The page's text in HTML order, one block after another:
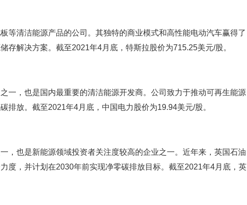
等清洁能源产品的公司。其独特的商业模式和高性能电动汽车赢得了
存解决方案。截至2021年4月底，特斯拉股价为715.25美元/股。
一，也是国内最重要的清洁能源开发商。公司致力于推动可再生能源
排放。截至2021年4月底，中国电力股价为19.94美元/股。
，也是新能源领域投资者关注度较高的企业之一。近年来，英国石油
度，并计划在2030年前实现净零碳排放目标。截至2021年4月底，英